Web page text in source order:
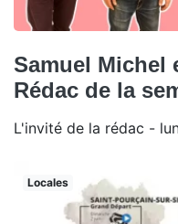
Samuel Michel
Rédac de la
L'invité de la rédac -
Locales